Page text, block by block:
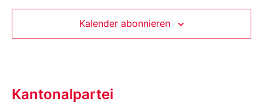
Kalender abonnieren
Kantonalpartei